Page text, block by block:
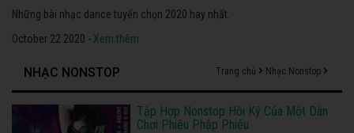
Những bài nhạc dance tuyển chọn 2020 hay nhất.
October 22 2020 - Xem thêm
NHẠC NONSTOP Trang chủ Nhạc Nonstop
Tập Hợp Nonstop Hồi Ký Của Một Dân
Chơi Phiêu Phập Phiêu